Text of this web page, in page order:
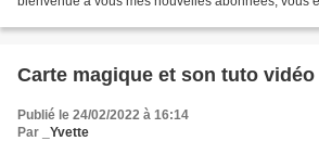
Carte magique et son tuto vidéo
Publié le 24/02/2022 à 16:14
Par
_Yvette